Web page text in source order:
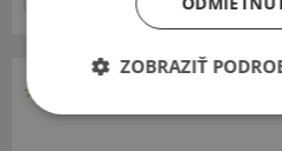
185 60
ZOBRAZIŤ